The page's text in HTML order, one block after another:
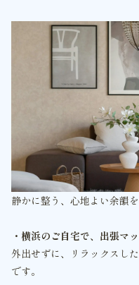
静かに整う、心地よい余韻
・横浜のご自宅で、出張マ
外出せずに、リラックスし
です。